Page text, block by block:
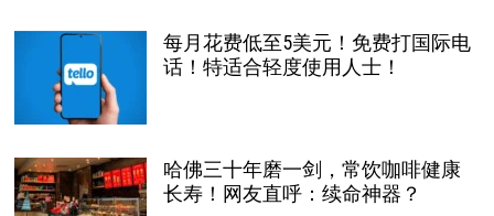
每月花费低至5美元！免费打国际电
话！特适合轻度使用人士！
哈佛三十年磨一剑，常饮咖啡健康
长寿！网友直呼：续命神器？